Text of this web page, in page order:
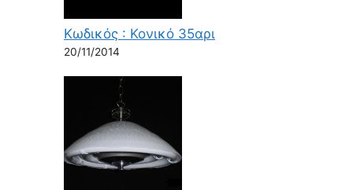
Κωδικός : Κονικό 35αρι
20/11/2014